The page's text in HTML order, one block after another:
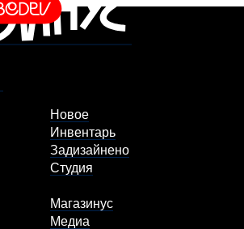
Новое
Инвентарь
Задизайнено
Студия
Магазинус
Медиа